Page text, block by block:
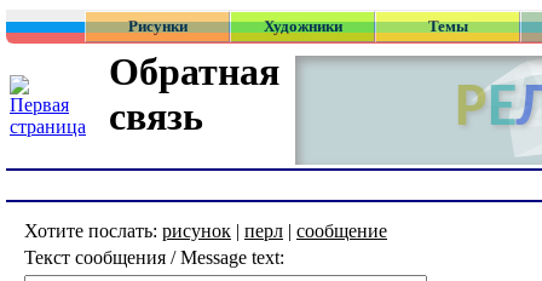
Рисунки Художники Темы
Обратная
связь
Хотите послать: рисунок | перл | сообщение
Текст сообщения / Message text: